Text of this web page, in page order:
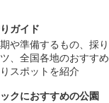
ガイド
や準備するもの、採り
、全国各地のおすすめ
スポットを紹介
クにおすすめの公園